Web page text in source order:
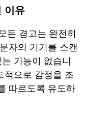
이유
든 경고는 완전히
자의 기기를 스캔
기능이 없습니
적으로 감정을 조
따르도록 유도하